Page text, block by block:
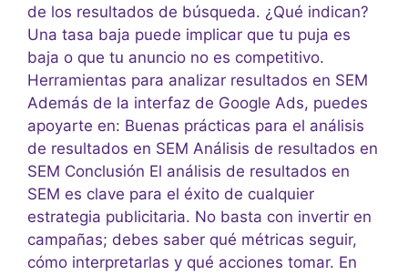
de los resultados de búsqueda. ¿Qué indican?
Una tasa baja puede implicar que tu puja es
baja o que tu anuncio no es competitivo.
Herramientas para analizar resultados en SEM
Además de la interfaz de Google Ads, puedes
apoyarte en: Buenas prácticas para el análisis
de resultados en SEM Análisis de resultados en
SEM Conclusión El análisis de resultados en
SEM es clave para el éxito de cualquier
estrategia publicitaria. No basta con invertir en
campañas; debes saber qué métricas seguir,
cómo interpretarlas y qué acciones tomar. En